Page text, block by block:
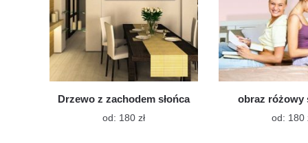
produktu
Drzewo z zachodem słońca
od: 180 złTen
obraz różowy
od: 180